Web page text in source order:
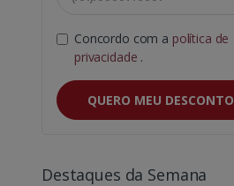
Concordo com a política de
privacidade .
QUERO MEU DESCONTO
Destaques da Semana